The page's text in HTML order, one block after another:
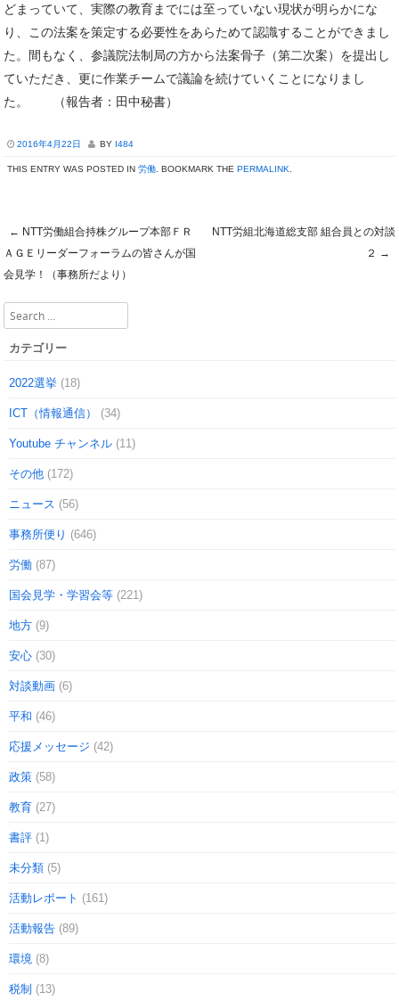
どまっていて、実際の教育までには至っていない現状が明らかにな
り、この法案を策定する必要性をあらためて認識することができまし
た。間もなく、参議院法制局の方から法案骨子（第二次案）を提出し
ていただき、更に作業チームで議論を続けていくことになりまし
た。 （報告者：田中秘書）
2016年4月22日 BY I484
THIS ENTRY WAS POSTED IN 労働 . BOOKMARK THE PERMALINK
Post navigation
← NTT労働組合持株グループ本部ＦＲ
ＡＧＥリーダーフォーラムの皆さんが国
会見学！（事務所だより）
NTT労組北海道総支部 組合員との対談
２ →
Search
カテゴリー
2022選挙 (18)
ICT（情報通信） (34)
Youtube チャンネル (11)
その他 (172)
ニュース (56)
事務所便り (646)
労働 (87)
国会見学・学習会等 (221)
地方 (9)
安心 (30)
対談動画 (6)
平和 (46)
応援メッセージ (42)
政策 (58)
教育 (27)
書評 (1)
未分類 (5)
活動レポート (161)
活動報告 (89)
環境 (8)
税制 (13)